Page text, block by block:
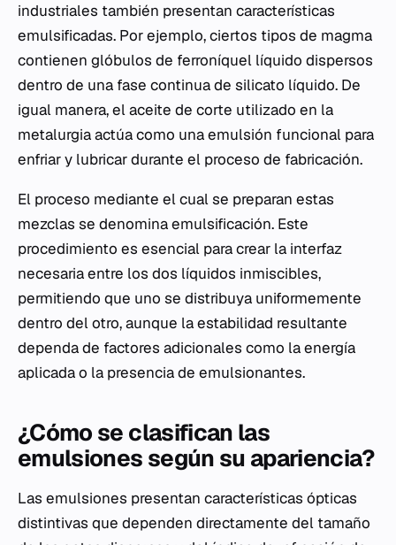
industriales también presentan características
emulsificadas. Por ejemplo, ciertos tipos de magma
contienen glóbulos de ferroníquel líquido dispersos
dentro de una fase continua de silicato líquido. De
igual manera, el aceite de corte utilizado en la
metalurgia actúa como una emulsión funcional para
enfriar y lubricar durante el proceso de fabricación.
El proceso mediante el cual se preparan estas
mezclas se denomina emulsificación. Este
procedimiento es esencial para crear la interfaz
necesaria entre los dos líquidos inmiscibles,
permitiendo que uno se distribuya uniformemente
dentro del otro, aunque la estabilidad resultante
dependa de factores adicionales como la energía
aplicada o la presencia de emulsionantes.
¿Cómo se clasifican las
emulsiones según su apariencia?
Las emulsiones presentan características ópticas
distintivas que dependen directamente del tamaño